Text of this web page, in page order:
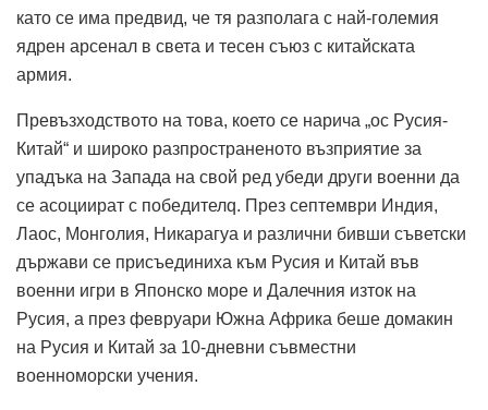
като се има предвид, че тя разполага с най-големия
ядрен арсенал в света и тесен съюз с китайската
армия.
Превъзходството на това, което се нарича „ос Русия-
Китай“ и широко разпространеното възприятие за
упадъка на Запада на свой ред убеди други военни да
се асоциират с победителq. През септември Индия,
Лаос, Монголия, Никарагуа и различни бивши съветски
държави се присъединиха към Русия и Китай във
военни игри в Японско море и Далечния изток на
Русия, а през февруари Южна Африка беше домакин
на Русия и Китай за 10-дневни съвместни
военноморски учения.